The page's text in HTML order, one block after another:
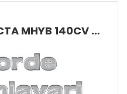
QASHQAI N-CONNECTA MHYB 140CV MT 2W